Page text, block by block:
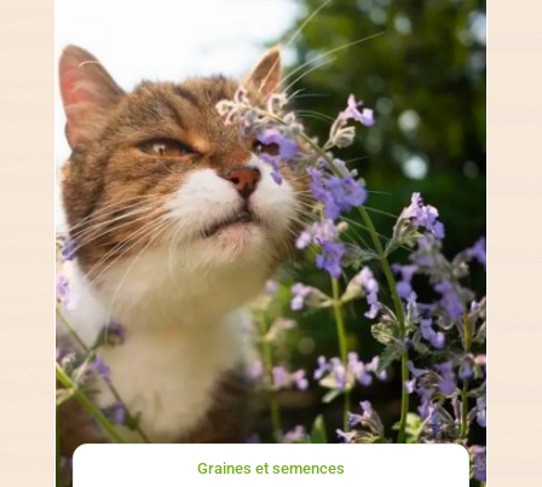
Graines et semences